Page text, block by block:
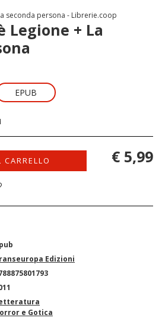
Legione + La
EPUB
€ 5,99
Edizioni
e Gotica